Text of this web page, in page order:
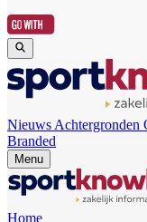
Nieuws Achtergronden
Branded
Menu
Home